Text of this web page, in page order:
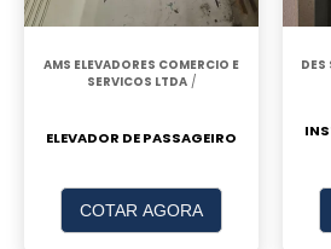
AMS ELEVADORES COMERCIO E
SERVICOS LTDA/
ELEVADOR DE PASSAGEIRO
COTAR AGORA
DES